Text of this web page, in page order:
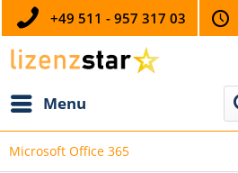
+49 511 - 957 317 03
Menu
Microsoft Office 365